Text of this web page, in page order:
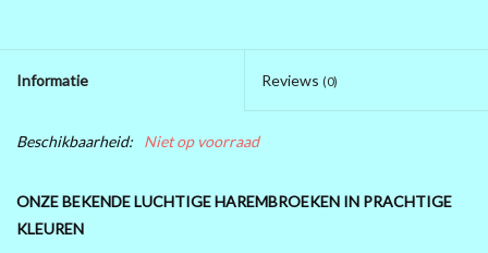
Informatie Reviews (0)
Beschikbaarheid: Niet op voorraad
ONZE BEKENDE LUCHTIGE HAREMBROEKEN IN PRACHTIGE
KLEUREN